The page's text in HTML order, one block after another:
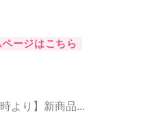
ージはこちら
時より】新商品...